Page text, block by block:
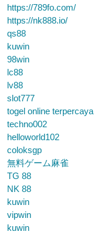
https://789fo.com/
https://nk888.io/
qs88
kuwin
98win
lc88
lv88
slot777
togel online terpercaya
techno002
helloworld102
coloksgp
無料ゲーム麻雀
TG 88
NK 88
kuwin
vipwin
kuwin